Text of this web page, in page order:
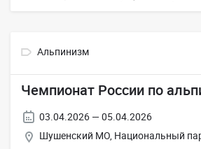
Альпинизм
Чемпионат России по
03.04.2026 — 05.04.2026
Шушенский МО, Национальный